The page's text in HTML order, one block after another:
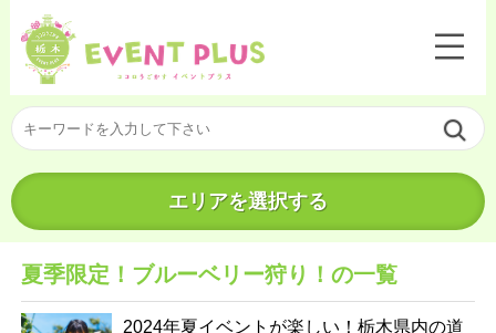
エリアを選択する
夏季限定！ブルーベリー狩り！の一覧
2024年夏イベントが楽しい！栃木県内の道